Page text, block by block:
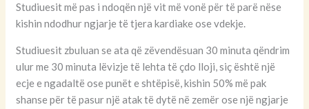
Studiuesit më pas i ndoqën një vit më vonë për të parë nëse
kishin ndodhur ngjarje të tjera kardiake ose vdekje.
Studiuesit zbuluan se ata që zëvendësuan 30 minuta qëndrim
ulur me 30 minuta lëvizje të lehta të çdo lloji, siç është një
ecje e ngadaltë ose punët e shtëpisë, kishin 50% më pak
shanse për të pasur një atak të dytë në zemër ose një ngjarje